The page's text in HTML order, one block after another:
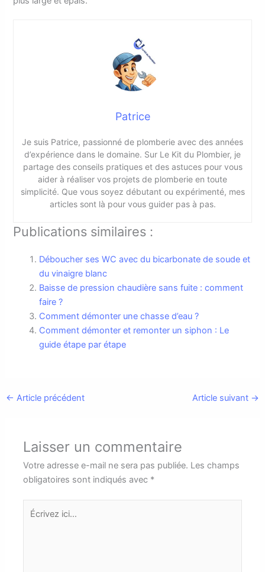
Patrice
Je suis Patrice, passionné de plomberie avec des années
d’expérience dans le domaine. Sur Le Kit du Plombier, je
partage des conseils pratiques et des astuces pour vous
aider à réaliser vos projets de plomberie en toute
simplicité. Que vous soyez débutant ou expérimenté, mes
articles sont là pour vous guider pas à pas.
Publications similaires :
Déboucher ses WC avec du bicarbonate de soude et
du vinaigre blanc
Baisse de pression chaudière sans fuite : comment
faire ?
Comment démonter une chasse d’eau ?
Comment démonter et remonter un siphon : Le
guide étape par étape
← Article précédent Article suivant →
Laisser un commentaire
Votre adresse e-mail ne sera pas publiée. Les champs
obligatoires sont indiqués avec *
Écrivez
ici…